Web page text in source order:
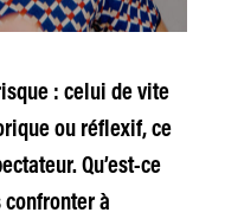
: celui de vite
ou réflexif, ce
Qu’est-ce
confronter à